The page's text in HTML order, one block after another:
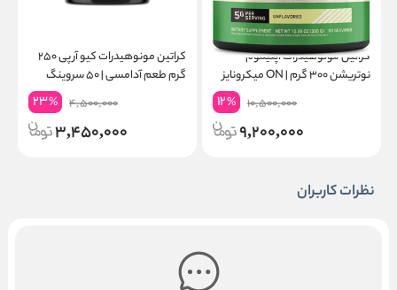
کراتین مونوهیدرات اپتیموم
نوتریشن ۳۰۰ گرم | ON میکرونایز
10,500,000
12%
9,200,000
کراتین مونوهیدرات کیو آر پی ۲۵۰
گرم طعم آدامسی | ۵۰ سروینگ
4,500,000
23%
3,450,000
نظرات کاربران